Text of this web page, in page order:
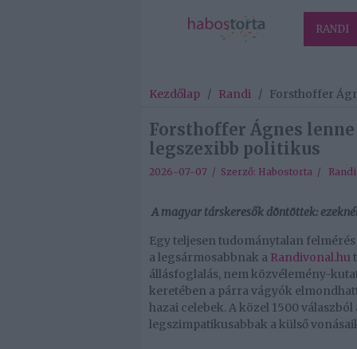
RANDI
Kezdőlap / Randi / Forsthoffer
Forsthoffer Ágnes lenne
legszexibb politikus
2026-07-07 / Szerző: Habostorta / Randi
A magyar társkeresők döntöttek:
Egy teljesen tudománytalan
a legsármosabbnak a Randivonal.hu
állásfoglalás, nem közvélemény-
keretében a párra vágyók
hazai celebek. A közel 1500
legszimpatikusabbak a külső